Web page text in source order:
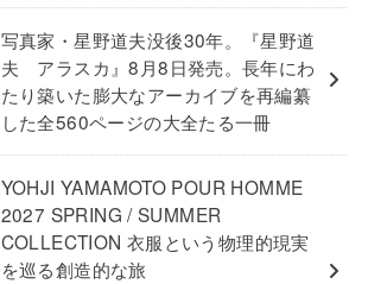
写真家・星野道夫没後30年。『星野道
夫 アラスカ』8月8日発売。長年にわ
たり築いた膨大なアーカイブを再編纂
した全560ページの大全たる一冊
YOHJI YAMAMOTO POUR HOMME
2027 SPRING / SUMMER
COLLECTION 衣服という物理的現実
を巡る創造的な旅